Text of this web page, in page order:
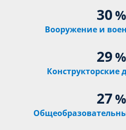
30%
Вооружение и
29%
27%